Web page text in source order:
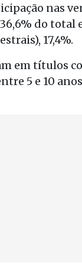
nas
do total
17,4%.
em títulos
5 e 10